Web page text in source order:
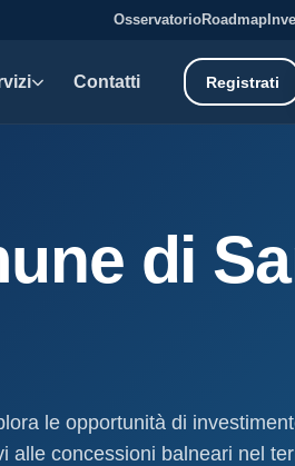
OsservatorioRoadmap
costieri aggiornati mensilmente.
Contatti Registrati
di
le opportunità di
alle concessioni balneari nel